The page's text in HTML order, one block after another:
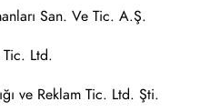
San. Ve Tic. A.Ş.
Ltd.
ve Reklam Tic. Ltd. Şti.